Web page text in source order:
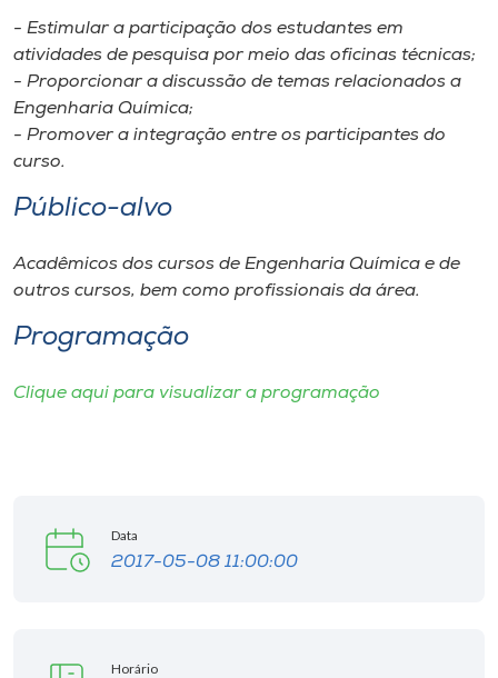
Rádio
Museu
Unoesc
Selecione
o idioma
- Estimular a participação dos estudantes em
atividades de pesquisa por meio das oficinas técnicas;
- Proporcionar a discussão de temas relacionados a
Engenharia Química;
- Promover a integração entre os participantes do
curso.
Público-alvo
Acadêmicos dos cursos de Engenharia Química e de
outros cursos, bem como profissionais da área.
Programação
Clique aqui para visualizar a programação
Data
2017-05-08 11:00:00
Horário